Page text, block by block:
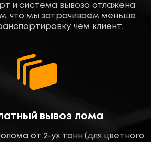
и система вывоза отлажена
что мы затрачиваем меньше
чем клиент.
вывоз лома
от 2-ух тонн (для цветного